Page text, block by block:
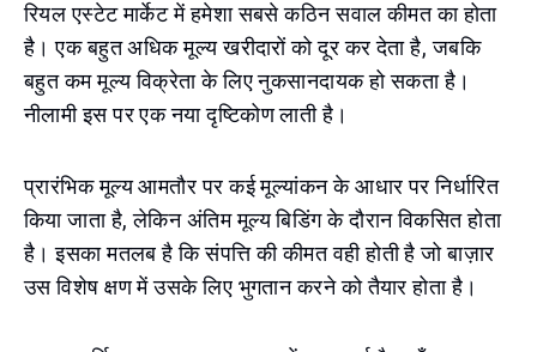
रियल एस्टेट मार्केट में हमेशा सबसे कठिन सवाल कीमत का होता
है। एक बहुत अधिक मूल्य खरीदारों को दूर कर देता है, जबकि
बहुत कम मूल्य विक्रेता के लिए नुकसानदायक हो सकता है।
नीलामी इस पर एक नया दृष्टिकोण लाती है।
प्रारंभिक मूल्य आमतौर पर कई मूल्यांकन के आधार पर निर्धारित
किया जाता है, लेकिन अंतिम मूल्य बिडिंग के दौरान विकसित होता
है। इसका मतलब है कि संपत्ति की कीमत वही होती है जो बाज़ार
उस विशेष क्षण में उसके लिए भुगतान करने को तैयार होता है।